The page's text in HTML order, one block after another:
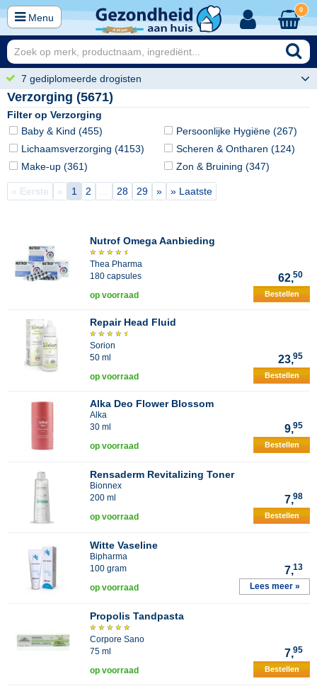
Menu
0
7 gediplomeerde drogisten
Verzorging (5671)
Filter op Verzorging
Baby & Kind (455)
Lichaamsverzorging (4153)
Make-up (361)
Persoonlijke Hygiëne (267)
Scheren & Ontharen (124)
Zon & Bruining (347)
« Eerste « 1 2 28 29 » » Laatste
Nutrof Omega Aanbieding
Thea Pharma
180 capsules
62,50
op voorraad Bestellen
Repair Head Fluid
Sorion
50 ml
23,95
op voorraad Bestellen
Alka Deo Flower Blossom
Alka
30 ml
9,95
op voorraad Bestellen
Rensaderm Revitalizing Toner
Bionnex
200 ml
7,98
op voorraad Bestellen
Witte Vaseline
Bipharma
100 gram
7,13
op voorraad Lees meer »
Propolis Tandpasta
Corpore Sano
75 ml
7,95
op voorraad Bestellen